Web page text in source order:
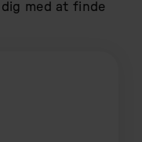
med at finde